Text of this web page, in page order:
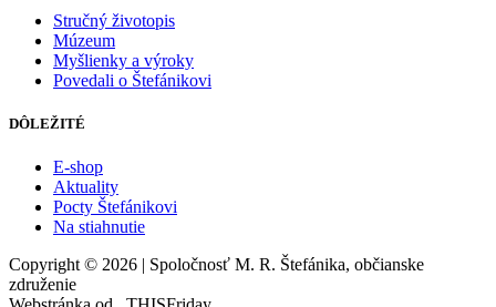
Stručný životopis
Múzeum
Myšlienky a výroky
Povedali o Štefánikovi
DÔLEŽITÉ
E-shop
Aktuality
Pocty Štefánikovi
Na stiahnutie
Copyright © 2026 | Spoločnosť M. R. Štefánika, občianske
združenie